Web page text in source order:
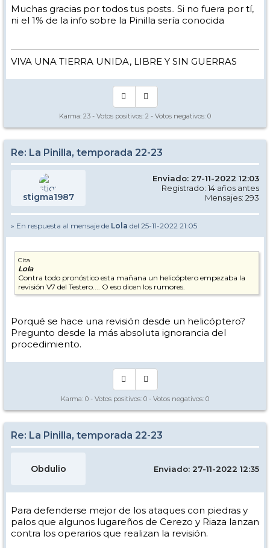
Muchas gracias por todos tus posts.. Si no fuera por tí,
ni el 1% de la info sobre la Pinilla sería conocida
VIVA UNA TIERRA UNIDA, LIBRE Y SIN GUERRAS
Karma: 23 - Votos positivos: 2 - Votos negativos: 0
Re: La Pinilla, temporada 22-23
stigma1987
Enviado: 27-11-2022 12:03
Registrado: 14 años antes
Mensajes: 293
» En respuesta al mensaje de Lola del 25-11-2022 21:05
Cita
Lola
Contra todo pronóstico esta mañana un helicóptero empezaba la
revisión V7 del Testero.... O eso dicen los rumores.
Porqué se hace una revisión desde un helicóptero?
Pregunto desde la más absoluta ignorancia del
procedimiento.
Karma: 0 - Votos positivos: 0 - Votos negativos: 0
Re: La Pinilla, temporada 22-23
Obdulio Enviado: 27-11-2022 12:35
Para defenderse mejor de los ataques con piedras y
palos que algunos lugareños de Cerezo y Riaza lanzan
contra los operarios que realizan la revisión.